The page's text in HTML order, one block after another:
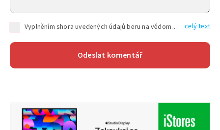
Vyplněním shora uvedených údajů beru na vědomí, že společnost TEXT FACTORY s.r.o., sídlem Brno, Durďákova 336/29, Černá Pole, PSČ: 613 00, IČ: 06157831, zapsané u Krajského soudu v Brně, oddíl C, vložka 100399, bude zpracovávat mé osobní údaje uvedené v rámci mnou vyplněného registračního formuláře na základě oprávněných zájmů TEXT FACTORY s.r.o. dle čl. 6 odst. 1 písm. f) GDPR a pro splnění právních povinností (čl. 6 odst. 1 písm. c) GDPR), a to pro tyto účely: nezbytnost zajistit oprávnění návštěvníka webových stránek provozovaných společností TEXT FACTORY s.r.o. přispívat aktivně ke zveřejněným článkům nebo v rámci diskusních fór a výkon práv TEXT FACTORY s.r.o. jako administrátora těchto diskusních fór. Více informací o zpracování osobních údajů a právech lze nalézt v celý text